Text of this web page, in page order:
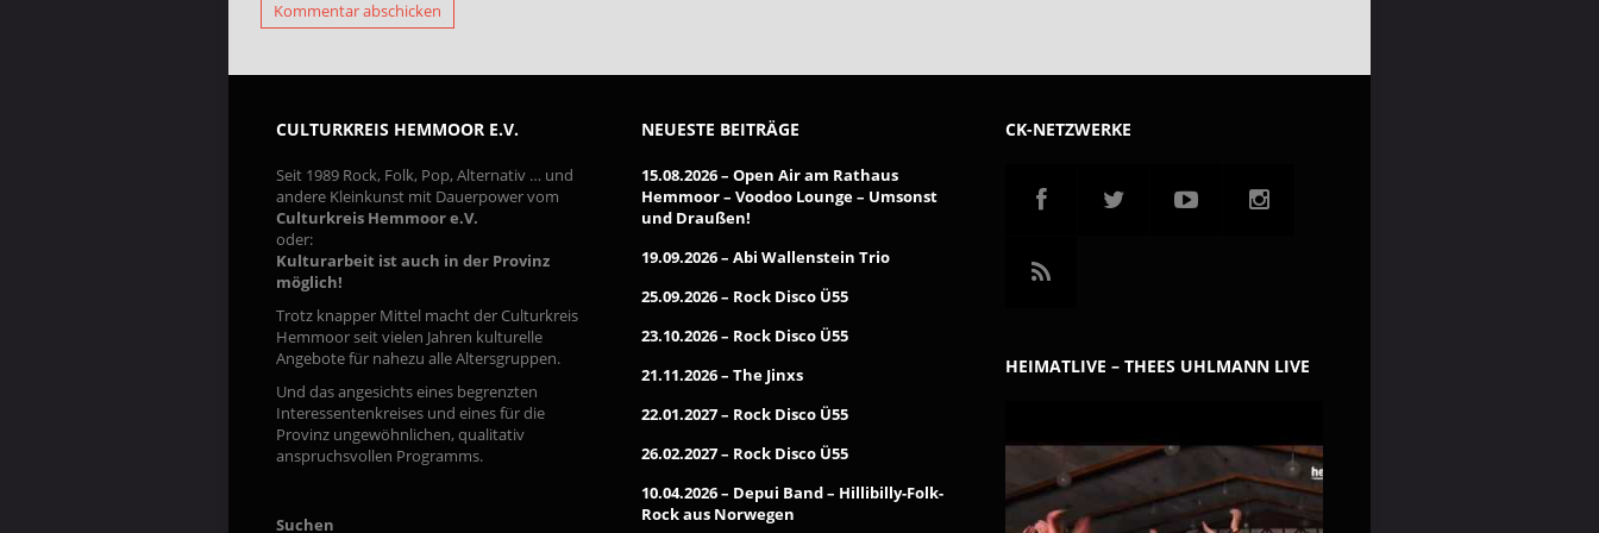
CULTURKREIS HEMMOOR E.V.
Seit 1989 Rock, Folk, Pop, Alternativ … und
andere Kleinkunst mit Dauerpower vom
Culturkreis Hemmoor e.V.
oder:
Kulturarbeit ist auch in der Provinz
möglich!
Trotz knapper Mittel macht der Culturkreis
Hemmoor seit vielen Jahren kulturelle
Angebote für nahezu alle Altersgruppen.
Und das angesichts eines begrenzten
Interessentenkreises und eines für die
Provinz ungewöhnlichen, qualitativ
anspruchsvollen Programms.
Suchen
NEUESTE BEITRÄGE
15.08.2026 – Open Air am Rathaus
Hemmoor – Voodoo Lounge – Umsonst
und Draußen!
19.09.2026 – Abi Wallenstein Trio
25.09.2026 – Rock Disco Ü55
23.10.2026 – Rock Disco Ü55
21.11.2026 – The Jinxs
22.01.2027 – Rock Disco Ü55
26.02.2027 – Rock Disco Ü55
10.04.2026 – Depui Band – Hillibilly-Folk-
Rock aus Norwegen
CK-NETZWERKE
HEIMATLIVE – THEES UHLMANN LIVE